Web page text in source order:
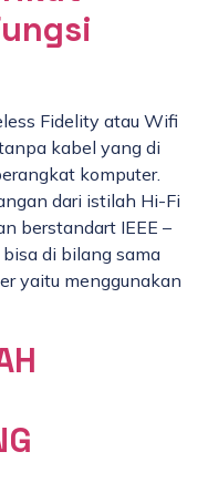
Fidelity atau Wifi
kabel yang di
komputer.
dari istilah Hi-Fi
berstandart IEEE –
di bilang sama
yaitu menggunakan